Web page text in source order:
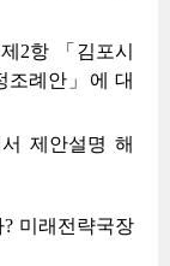
2항 「김포시
조례안」에 대
제안설명 해
미래전략국장